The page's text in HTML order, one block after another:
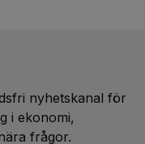
nyhetskanal för
i ekonomi,
frågor.